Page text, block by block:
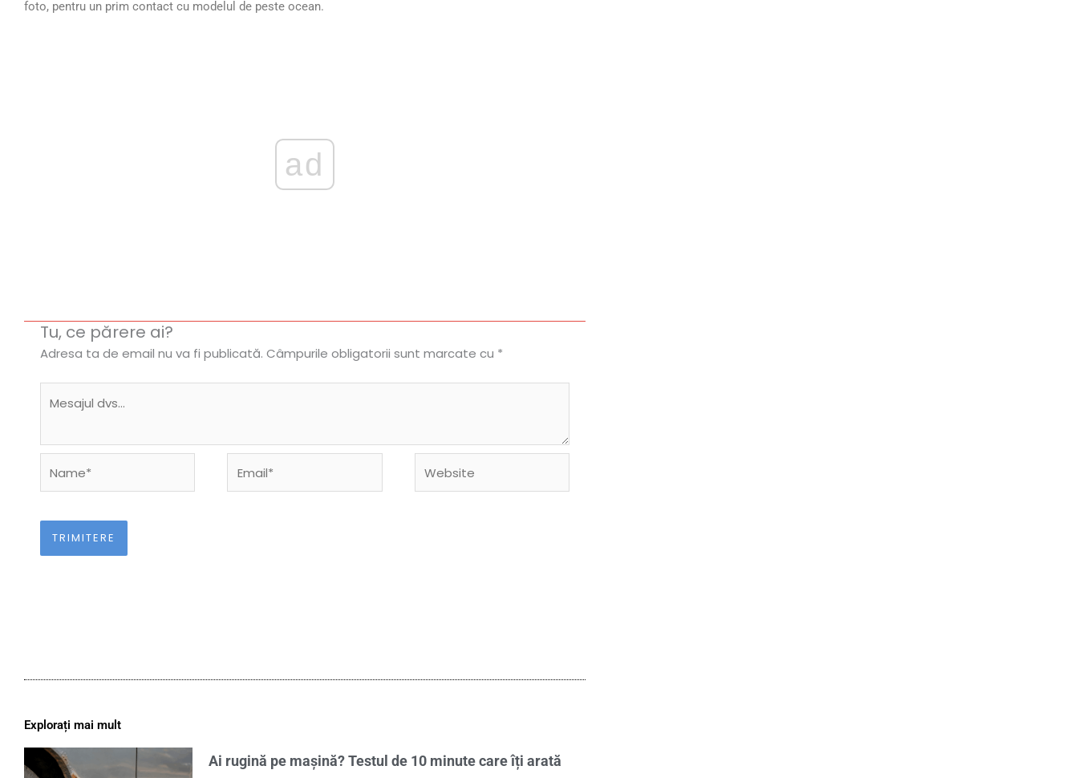
foto, pentru un prim contact cu modelul de peste ocean.
ad
Tu, ce părere ai?
Adresa ta de email nu va fi publicată. Câmpurile obligatorii sunt marcate cu *
Explorați mai mult
Ai rugină pe mașină? Testul de 10 minute care îți arată